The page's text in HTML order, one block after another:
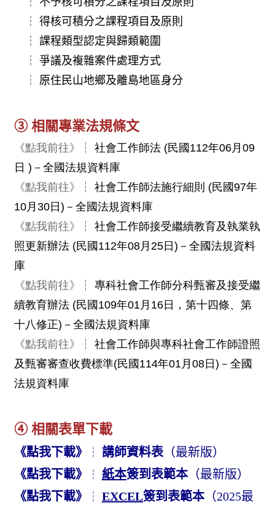
┆ 得核可積分之課程項目及原則
┆
課程類型認定與歸類範圍
┆
爭議及複雜案件處理方式
┆
原住民山地鄉及離島地區身分
➂ 相關專業法規條文
《點我前往》 ┆ 社會工作師法 (民國112年06月09
日 )－全國法規資料庫
《點我前往》
┆ 社會工作師法施行細則 (民國97年
10月30日)－全國法規資料庫
《點我前往》
┆ 社會工作師接受繼續教育及執業執
照更新辦法 (民國112年08月25日)－全國法規資料
庫
《點我前往》
┆ 專科社會工作師分科甄審及接受繼
續教育辦法 (民國109年01月16日，第十四條、第
十八修正)－全國法規資料庫
《點我前往》
┆ 社會工作師與專科社會工作師證照
及甄審審查收費標準(民國114年01月08日) －全國
法規資料庫
➃ 相關表單下載
《點我下載》 ┆ 講師資料表 （最新版）
《點我下載》
┆ 紙本簽到表範本（最新版）
《點我下載》
┆ EXCEL簽到表範本（2025最